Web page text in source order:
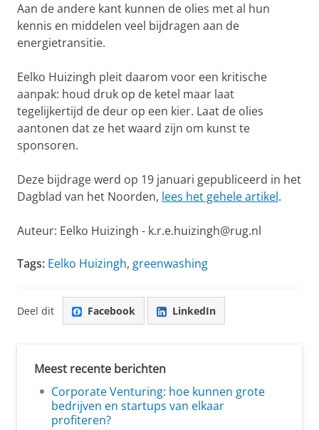
Aan de andere kant kunnen de olies met al hun
kennis en middelen veel bijdragen aan de
energietransitie.
Eelko Huizingh pleit daarom voor een kritische
aanpak: houd druk op de ketel maar laat
tegelijkertijd de deur op een kier. Laat de olies
aantonen dat ze het waard zijn om kunst te
sponsoren.
Deze bijdrage werd op 19 januari gepubliceerd in het
Dagblad van het Noorden, lees het gehele artikel.
Auteur: Eelko Huizingh - k.r.e.huizingh@rug.nl
Tags: Eelko Huizingh, greenwashing
Deel dit Facebook LinkedIn
Meest recente berichten
Corporate Venturing: hoe kunnen grote
bedrijven en startups van elkaar
profiteren?